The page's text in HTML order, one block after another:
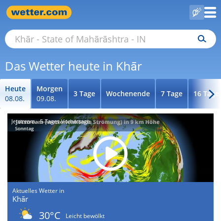
Das Wetter heute in Khār
Heute
08.08.
Morgen
09.08.
3 Tage Wochenende 7 Tage 16 Tage
Jetstream - 5-Tages-Vorhersage
Aktuelles Wetter in
Khār
30°C
Leicht bewölkt